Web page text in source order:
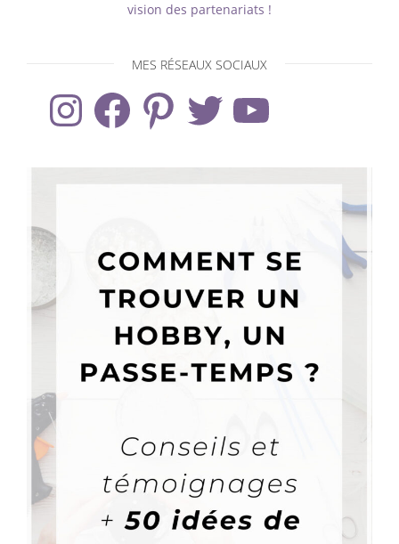
vision des partenariats !
MES RÉSEAUX SOCIAUX
InstagramFacebook PinterestTwitter YouTube